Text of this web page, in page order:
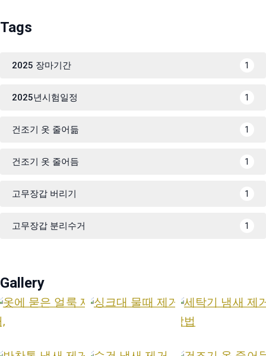
Tags
2025 장마기간 1
2025년시험일정 1
건조기 옷 줄어듦 1
건조기 옷 줄어듬 1
고무장갑 버리기 1
고무장갑 분리수거 1
Gallery